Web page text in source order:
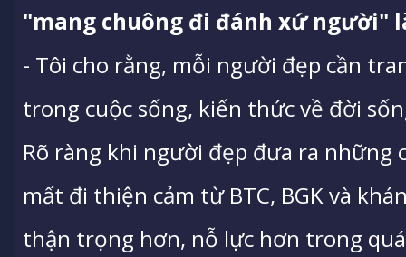
"mang chuông đi đánh xứ người"
- Tôi cho rằng, mỗi người đẹp cần
trong cuộc sống, kiến thức về đời
Rõ ràng khi người đẹp đưa ra những
mất đi thiện cảm từ BTC, BGK và
thận trọng hơn, nỗ lực hơn trong